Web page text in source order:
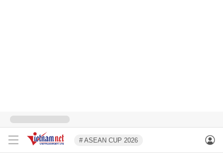
# ASEAN CUP 2026